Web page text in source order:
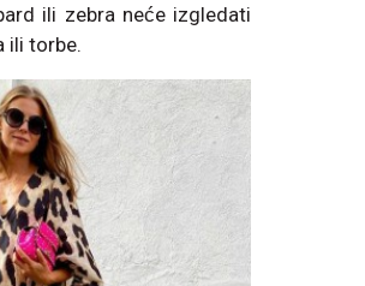
ili zebra neće izgledati
ili torbe.